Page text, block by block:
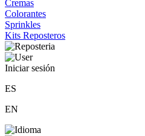
Cremas
Colorantes
Sprinkles
Kits Reposteros
Iniciar sesión
ES
EN